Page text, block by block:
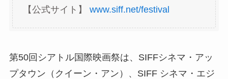
【公式サイト】 www.siff.net/festival
第50回シアトル国際映画祭は、SIFFシネマ・アッ
プタウン（クイーン・アン）、SIFF シネマ・エジ